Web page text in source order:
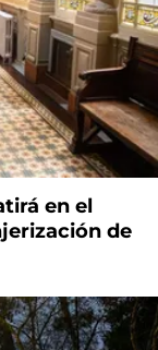
en el
de